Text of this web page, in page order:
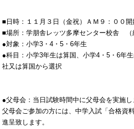
■日時：１１月３日（金祝）ＡＭ９：００開
■場所：学朋舎レッツ多摩センター校舎 （
●対象：小学3・4・5・6年生
●科目：小学3年生は算国、小学4・5・6年
社又は算国から選択
●父母会：当日試験時間中に父母会を実施
父母会ご参加の方には、中学入試「合格資
進呈致します。